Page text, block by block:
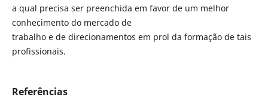
a qual precisa ser preenchida em favor de um melhor
conhecimento do mercado de
trabalho e de direcionamentos em prol da formação de tais
profissionais.
Referências